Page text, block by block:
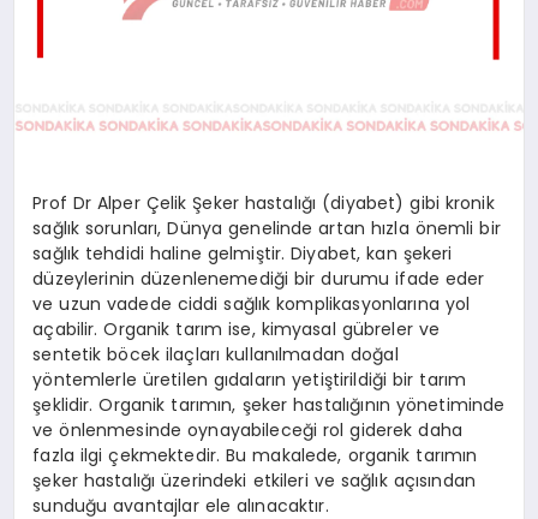
Prof Dr Alper Çelik Şeker hastalığı (diyabet) gibi kronik
sağlık sorunları, Dünya genelinde artan hızla önemli bir
sağlık tehdidi haline gelmiştir. Diyabet, kan şekeri
düzeylerinin düzenlenemediği bir durumu ifade eder
ve uzun vadede ciddi sağlık komplikasyonlarına yol
açabilir. Organik tarım ise, kimyasal gübreler ve
sentetik böcek ilaçları kullanılmadan doğal
yöntemlerle üretilen gıdaların yetiştirildiği bir tarım
şeklidir. Organik tarımın, şeker hastalığının yönetiminde
ve önlenmesinde oynayabileceği rol giderek daha
fazla ilgi çekmektedir. Bu makalede, organik tarımın
şeker hastalığı üzerindeki etkileri ve sağlık açısından
sunduğu avantajlar ele alınacaktır.